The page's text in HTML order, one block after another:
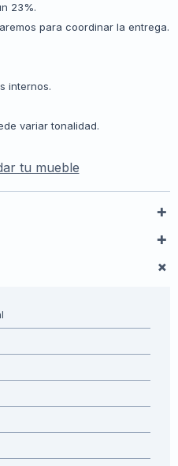
23%.
para coordinar la entrega.
internos.
variar tonalidad.
tu mueble